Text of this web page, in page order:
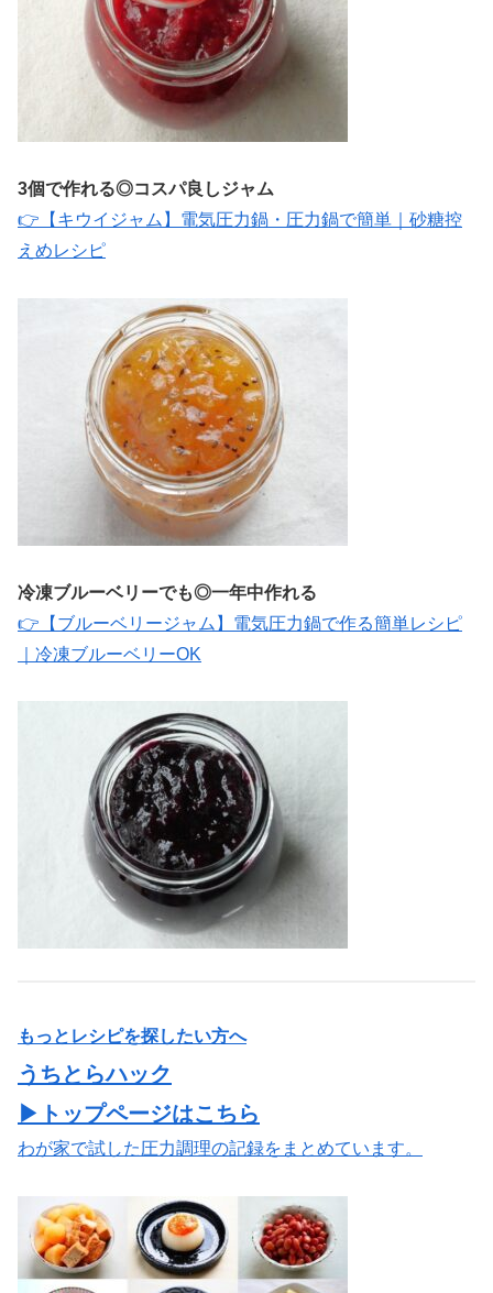
3個で作れる◎コスパ良しジャム
👉【キウイジャム】電気圧力鍋・圧力鍋で簡単｜砂糖控
えめレシピ
冷凍ブルーベリーでも◎一年中作れる
👉【ブルーベリージャム】電気圧力鍋で作る簡単レシピ
｜冷凍ブルーベリーOK
もっとレシピを探したい方へ
うちとらハック
▶トップページはこちら
わが家で試した圧力調理の記録をまとめています。